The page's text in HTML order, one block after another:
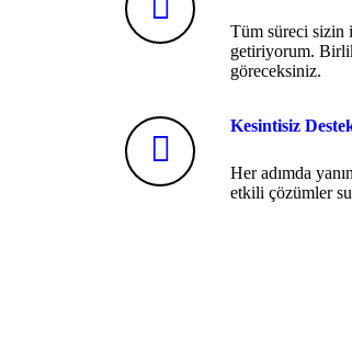
Tüm süreci
getiriyorum.
göreceksiniz.
Kesintisiz
Her adımda
etkili çözümler